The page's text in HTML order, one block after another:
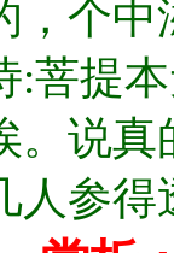
，个
:菩提
。说
人参得